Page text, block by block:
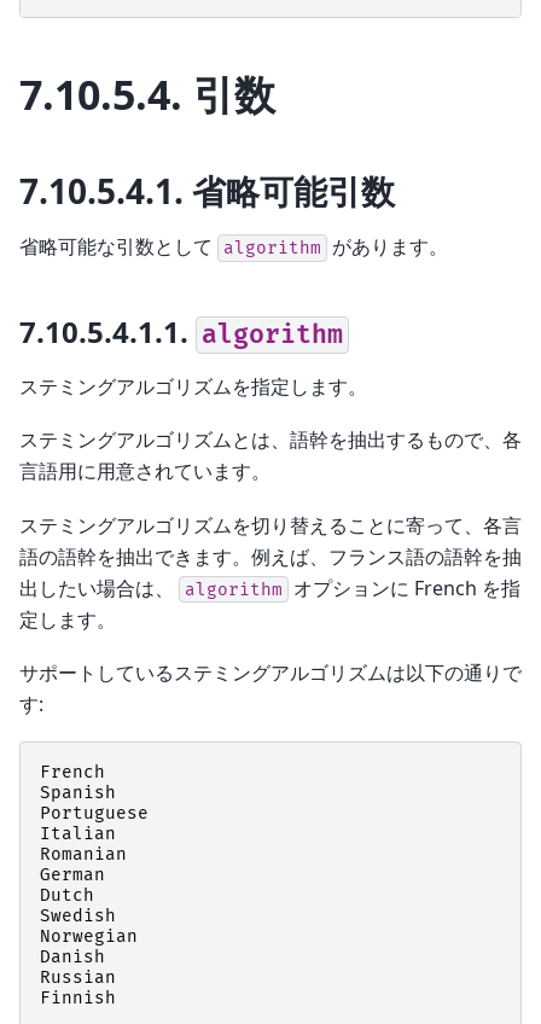
7.10.5.4. 引数
7.10.5.4.1. 省略可能引数
省略可能な引数として algorithm があります。
7.10.5.4.1.1. algorithm
ステミングアルゴリズムを指定します。
ステミングアルゴリズムとは、語幹を抽出するもので、各
言語用に用意されています。
ステミングアルゴリズムを切り替えることに寄って、各言
語の語幹を抽出できます。例えば、フランス語の語幹を抽
出したい場合は、
algorithm
オプションに French を指
定します。
サポートしているステミングアルゴリズムは以下の通りで
す:
French
Spanish
Portuguese
Italian
Romanian
German
Dutch
Swedish
Norwegian
Danish
Russian
Finnish